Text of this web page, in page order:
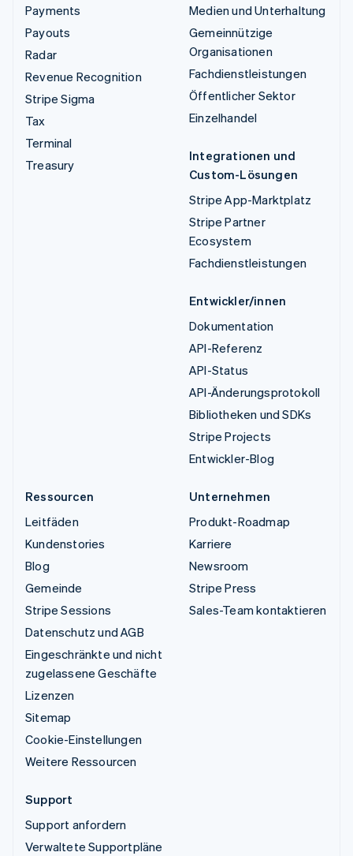
Payments
Payouts
Radar
Revenue Recognition
Stripe Sigma
Tax
Terminal
Treasury
Medien und Unterhaltung
Gemeinnützige
Organisationen
Fachdienstleistungen
Öffentlicher Sektor
Einzelhandel
Integrationen und
Custom-Lösungen
Stripe App-Marktplatz
Stripe Partner
Ecosystem
Fachdienstleistungen
Entwickler/innen
Dokumentation
API-Referenz
API-Status
API-Änderungsprotokoll
Bibliotheken und SDKs
Stripe Projects
Entwickler-Blog
Ressourcen
Leitfäden
Kundenstories
Blog
Gemeinde
Stripe Sessions
Datenschutz und AGB
Eingeschränkte und nicht
zugelassene Geschäfte
Lizenzen
Sitemap
Cookie-Einstellungen
Weitere Ressourcen
Unternehmen
Produkt-Roadmap
Karriere
Newsroom
Stripe Press
Sales-Team kontaktieren
Support
Support anfordern
Verwaltete Supportpläne